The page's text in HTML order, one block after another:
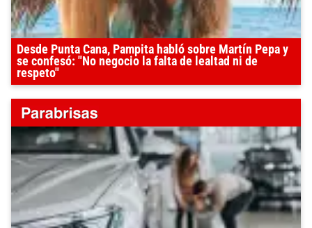
Desde Punta Cana, Pampita habló sobre Martín Pepa y
se confesó: "No negocio la falta de lealtad ni de
respeto"